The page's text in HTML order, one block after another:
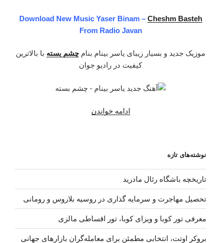
Download New Music Yaser Binam – Cheshm Basteh
From Radio Javan
موزیک جدید و بسیار زیبای یاسر بینام بنام چشم بسته با بالاترین
کیفیت در رادیو جوان
ادامه خواندن
–
نوشته‌های تازه
تاریخچه باشگاه رئال مادرید
تحصیل مهاجرت و سرمایه گذاری در روسیه بلاروس و رومانی
معرفی تور کوبا و ویزای کوبا، تور اقساطی مالزی
بروکر اوتت، انتخابی مطمئن برای معامله‌گران بازارهای جهانی